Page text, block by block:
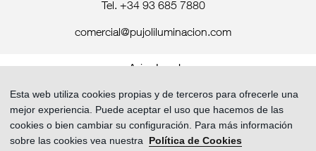
Tel. +34 93 685 7880
comercial@pujoliluminacion.com
Aviso Legal ·
Política de Cookies
Esta web utiliza cookies propias y de terceros para ofrecerle una
mejor experiencia. Puede aceptar el uso que hacemos de las
cookies o bien cambiar su configuración. Para más información
sobre las cookies vea nuestra
Política de Cookies